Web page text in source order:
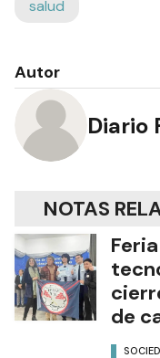
salud
Autor
Diario
NOTAS
de